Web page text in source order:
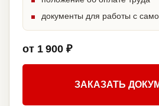
документы для работы с
от 1 900 ₽
ЗАКАЗАТЬ